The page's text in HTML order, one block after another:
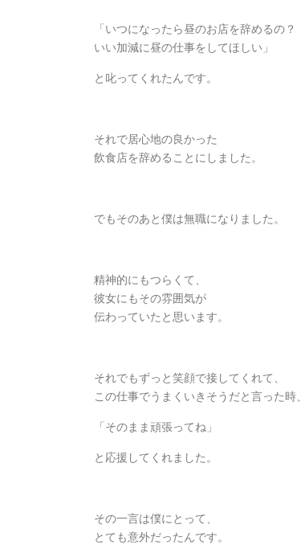
「いつになったら昼のお店を辞めるの？
いい加減に昼の仕事をしてほしい」
と叱ってくれたんです。
それで居心地の良かった
飲食店を辞めることにしました。
でもそのあと僕は無職になりました。
精神的にもつらくて、
彼女にもその雰囲気が
伝わっていたと思います。
それでもずっと笑顔で接してくれて、
この仕事でうまくいきそうだと言った時、
「そのまま頑張ってね」
と応援してくれました。
その一言は僕にとって、
とても意外だったんです。